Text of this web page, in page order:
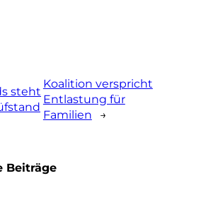
steht
Koalition verspricht
Entlastung für
Familien
→
Beiträge